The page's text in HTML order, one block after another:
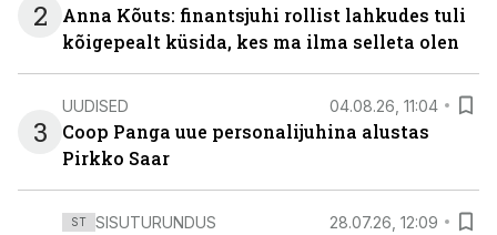
2
Anna Kõuts: finantsjuhi rollist lahkudes tuli
kõigepealt küsida, kes ma ilma selleta olen
3
UUDISED 04.08.26, 11:04
Coop Panga uue personalijuhina alustas
Pirkko Saar
ST SISUTURUNDUS 28.07.26, 12:09